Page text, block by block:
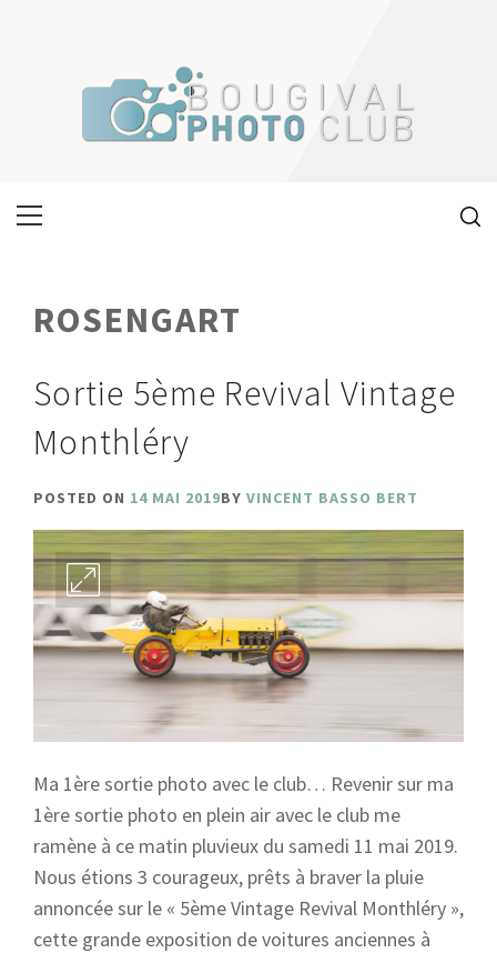
Primary
ROSENGART
Sortie 5ème Revival Vintage
Monthléry
POSTED ON 14 MAI 2019BY VINCENT BASSO BERT
Ma 1ère sortie photo avec le club… Revenir sur ma
1ère sortie photo en plein air avec le club me
ramène à ce matin pluvieux du samedi 11 mai 2019.
Nous étions 3 courageux, prêts à braver la pluie
annoncée sur le « 5ème Vintage Revival Monthléry »,
cette grande exposition de voitures anciennes à